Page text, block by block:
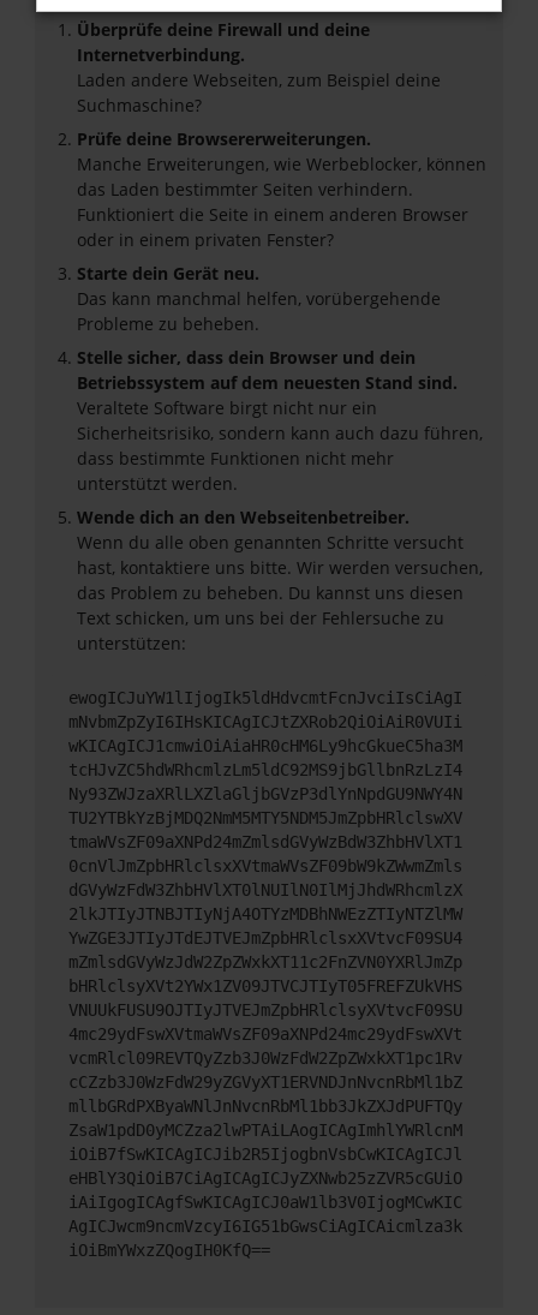
Überprüfe deine Firewall und deine
Internetverbindung.
Laden andere Webseiten, zum Beispiel deine
Suchmaschine?
Prüfe deine Browsererweiterungen.
Manche Erweiterungen, wie Werbeblocker, können
das Laden bestimmter Seiten verhindern.
Funktioniert die Seite in einem anderen Browser
oder in einem privaten Fenster?
Starte dein Gerät neu.
Das kann manchmal helfen, vorübergehende
Probleme zu beheben.
Stelle sicher, dass dein Browser und dein
Betriebssystem auf dem neuesten Stand sind.
Veraltete Software birgt nicht nur ein
Sicherheitsrisiko, sondern kann auch dazu führen,
dass bestimmte Funktionen nicht mehr
unterstützt werden.
Wende dich an den Webseitenbetreiber.
Wenn du alle oben genannten Schritte versucht
hast, kontaktiere uns bitte. Wir werden versuchen,
das Problem zu beheben. Du kannst uns diesen
Text schicken, um uns bei der Fehlersuche zu
unterstützen:
ewogICJuYW1lIjogIk5ldHdvcmtFcnJvciIsCiAgI
mNvbmZpZyI6IHsKICAgICJtZXRob2QiOiAiR0VUIi
wKICAgICJ1cmwiOiAiaHR0cHM6Ly9hcGkueC5ha3M
tcHJvZC5hdWRhcmlzLm5ldC92MS9jbGllbnRzLzI4
Ny93ZWJzaXRlLXZlaGljbGVzP3dlYnNpdGU9NWY4N
TU2YTBkYzBjMDQ2NmM5MTY5NDM5JmZpbHRlclswXV
tmaWVsZF09aXNPd24mZmlsdGVyWzBdW3ZhbHVlXT1
0cnVlJmZpbHRlclsxXVtmaWVsZF09bW9kZWwmZmls
dGVyWzFdW3ZhbHVlXT0lNUIlN0IlMjJhdWRhcmlzX
2lkJTIyJTNBJTIyNjA4OTYzMDBhNWEzZTIyNTZlMW
YwZGE3JTIyJTdEJTVEJmZpbHRlclsxXVtvcF09SU4
mZmlsdGVyWzJdW2ZpZWxkXT11c2FnZVN0YXRlJmZp
bHRlclsyXVt2YWx1ZV09JTVCJTIyT05FREFZUkVHS
VNUUkFUSU9OJTIyJTVEJmZpbHRlclsyXVtvcF09SU
4mc29ydFswXVtmaWVsZF09aXNPd24mc29ydFswXVt
vcmRlcl09REVTQyZzb3J0WzFdW2ZpZWxkXT1pc1Rv
cCZzb3J0WzFdW29yZGVyXT1ERVNDJnNvcnRbMl1bZ
mllbGRdPXByaWNlJnNvcnRbMl1bb3JkZXJdPUFTQy
ZsaW1pdD0yMCZza2lwPTAiLAogICAgImhlYWRlcnM
iOiB7fSwKICAgICJib2R5IjogbnVsbCwKICAgICJl
eHBlY3QiOiB7CiAgICAgICJyZXNwb25zZVR5cGUiO
iAiIgogICAgfSwKICAgICJ0aW1lb3V0IjogMCwKIC
AgICJwcm9ncmVzcyI6IG51bGwsCiAgICAicmlza3k
iOiBmYWxzZQogIH0KfQ==